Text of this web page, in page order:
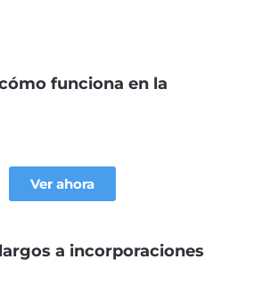
funciona en la
Ver ahora
a incorporaciones